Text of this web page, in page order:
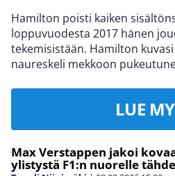
Hamilton poisti kaiken
loppuvuodesta 2017 hänen
tekemisistään. Hamilton
naureskeli mekkoon
LUE
Max Verstappen jakoi
ylistystä F1:n nuorelle